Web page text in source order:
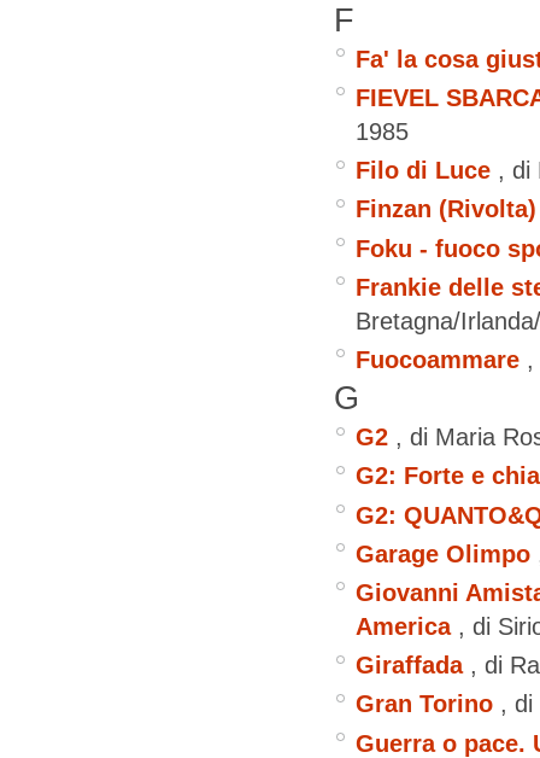
F
Fa' la cosa
FIEVEL
1985
Filo di Luce , di
Finzan (Rivolta)
Foku - fuoco
Frankie delle
Bretagna/
Fuocoammare ,
G
G2 , di Maria
G2: Forte e
G2:
Garage Olimpo
Giovanni
America , di
Giraffada , di
Gran Torino , di
Guerra o pace.